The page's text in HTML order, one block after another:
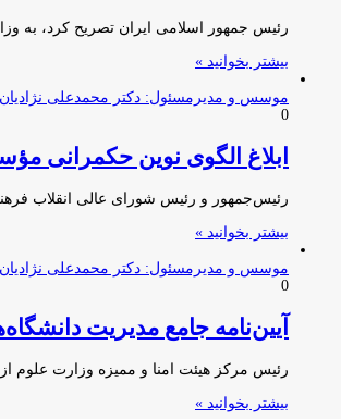
رئیس جمهور اسلامی ایران تصریح کرد، به
بیشتر بخوانید »
موسس و مدیرمسئول: دکتر محمدعلی نژادیان
0
ابلاغ الگوی نوین حکمرانی
رئیس‌جمهور و رئیس شورای عالی انقلاب
بیشتر بخوانید »
موسس و مدیرمسئول: دکتر محمدعلی نژادیان
0
آیین‌نامه جامع مدیریت
رئیس مرکز هیئت امنا و ممیزه وزارت علوم
بیشتر بخوانید »